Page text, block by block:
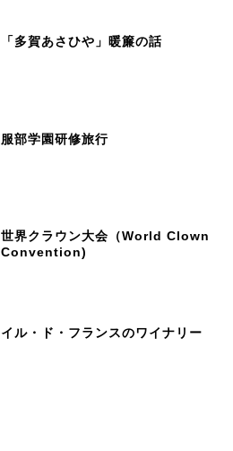
「多賀あさひや」暖簾の話
服部学園研修旅行
世界クラウン大会（World Clown
Convention)
イル・ド・フランスのワイナリー